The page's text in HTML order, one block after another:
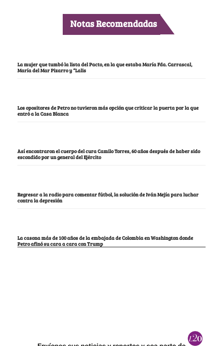
Notas Recomendadas
La mujer que tumbó la lista del Pacto, en la que estaba María Fda. Carrascal,
María del Mar Pizarro y “Lalis
Los opositores de Petro no tuvieron más opción que criticar la puerta por la que
entró a la Casa Blanca
Así encontraron el cuerpo del cura Camilo Torres, 60 años después de haber sido
escondido por un general del Ejército
Regresar a la radio para comentar fútbol, la solución de Iván Mejía para luchar
contra la depresión
La casona más de 100 años de la embajada de Colombia en Washington donde
Petro afinó su cara a cara con Trump